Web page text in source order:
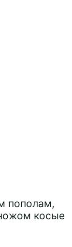
пополам,
косые